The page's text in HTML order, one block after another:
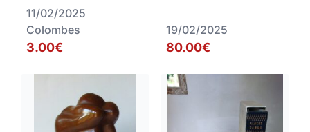
11/02/2025
Colombes
3.00€
19/02/2025
80.00€